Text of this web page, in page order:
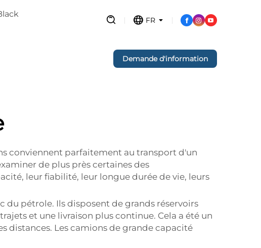
FR
Demande d'information
conviennent parfaitement au transport d'un
de plus près certaines des
leur fiabilité, leur longue durée de vie, leurs
du pétrole. Ils disposent de grands réservoirs
et une livraison plus continue. Cela a été un
distances. Les camions de grande capacité